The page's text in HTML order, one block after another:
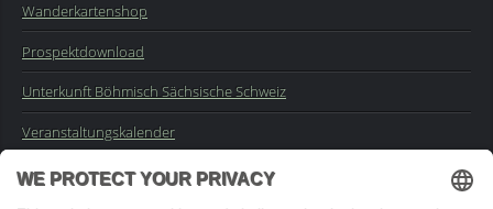
Wanderkartenshop
Prospektdownload
Unterkunft Böhmisch Sächsische Schweiz
Veranstaltungskalender